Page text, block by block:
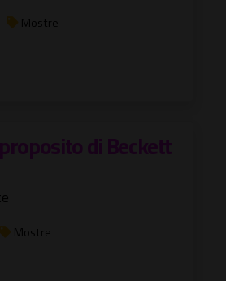
Mostre
di Beckett
Mostre